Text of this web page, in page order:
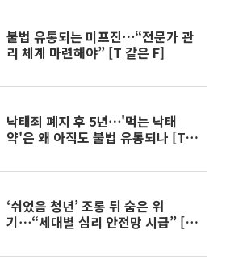
불법 유통되는 미프진⋯“전문가 관
리 체계 마련해야” [T 같은 F]
낙태죄 폐지 후 5년⋯'먹는 낙태
약'은 왜 아직도 불법 유통되나 [T
‘쉬었음 청년’ 조롱 뒤 숨은 위
기⋯“세대별 심리 안전망 시급” [T